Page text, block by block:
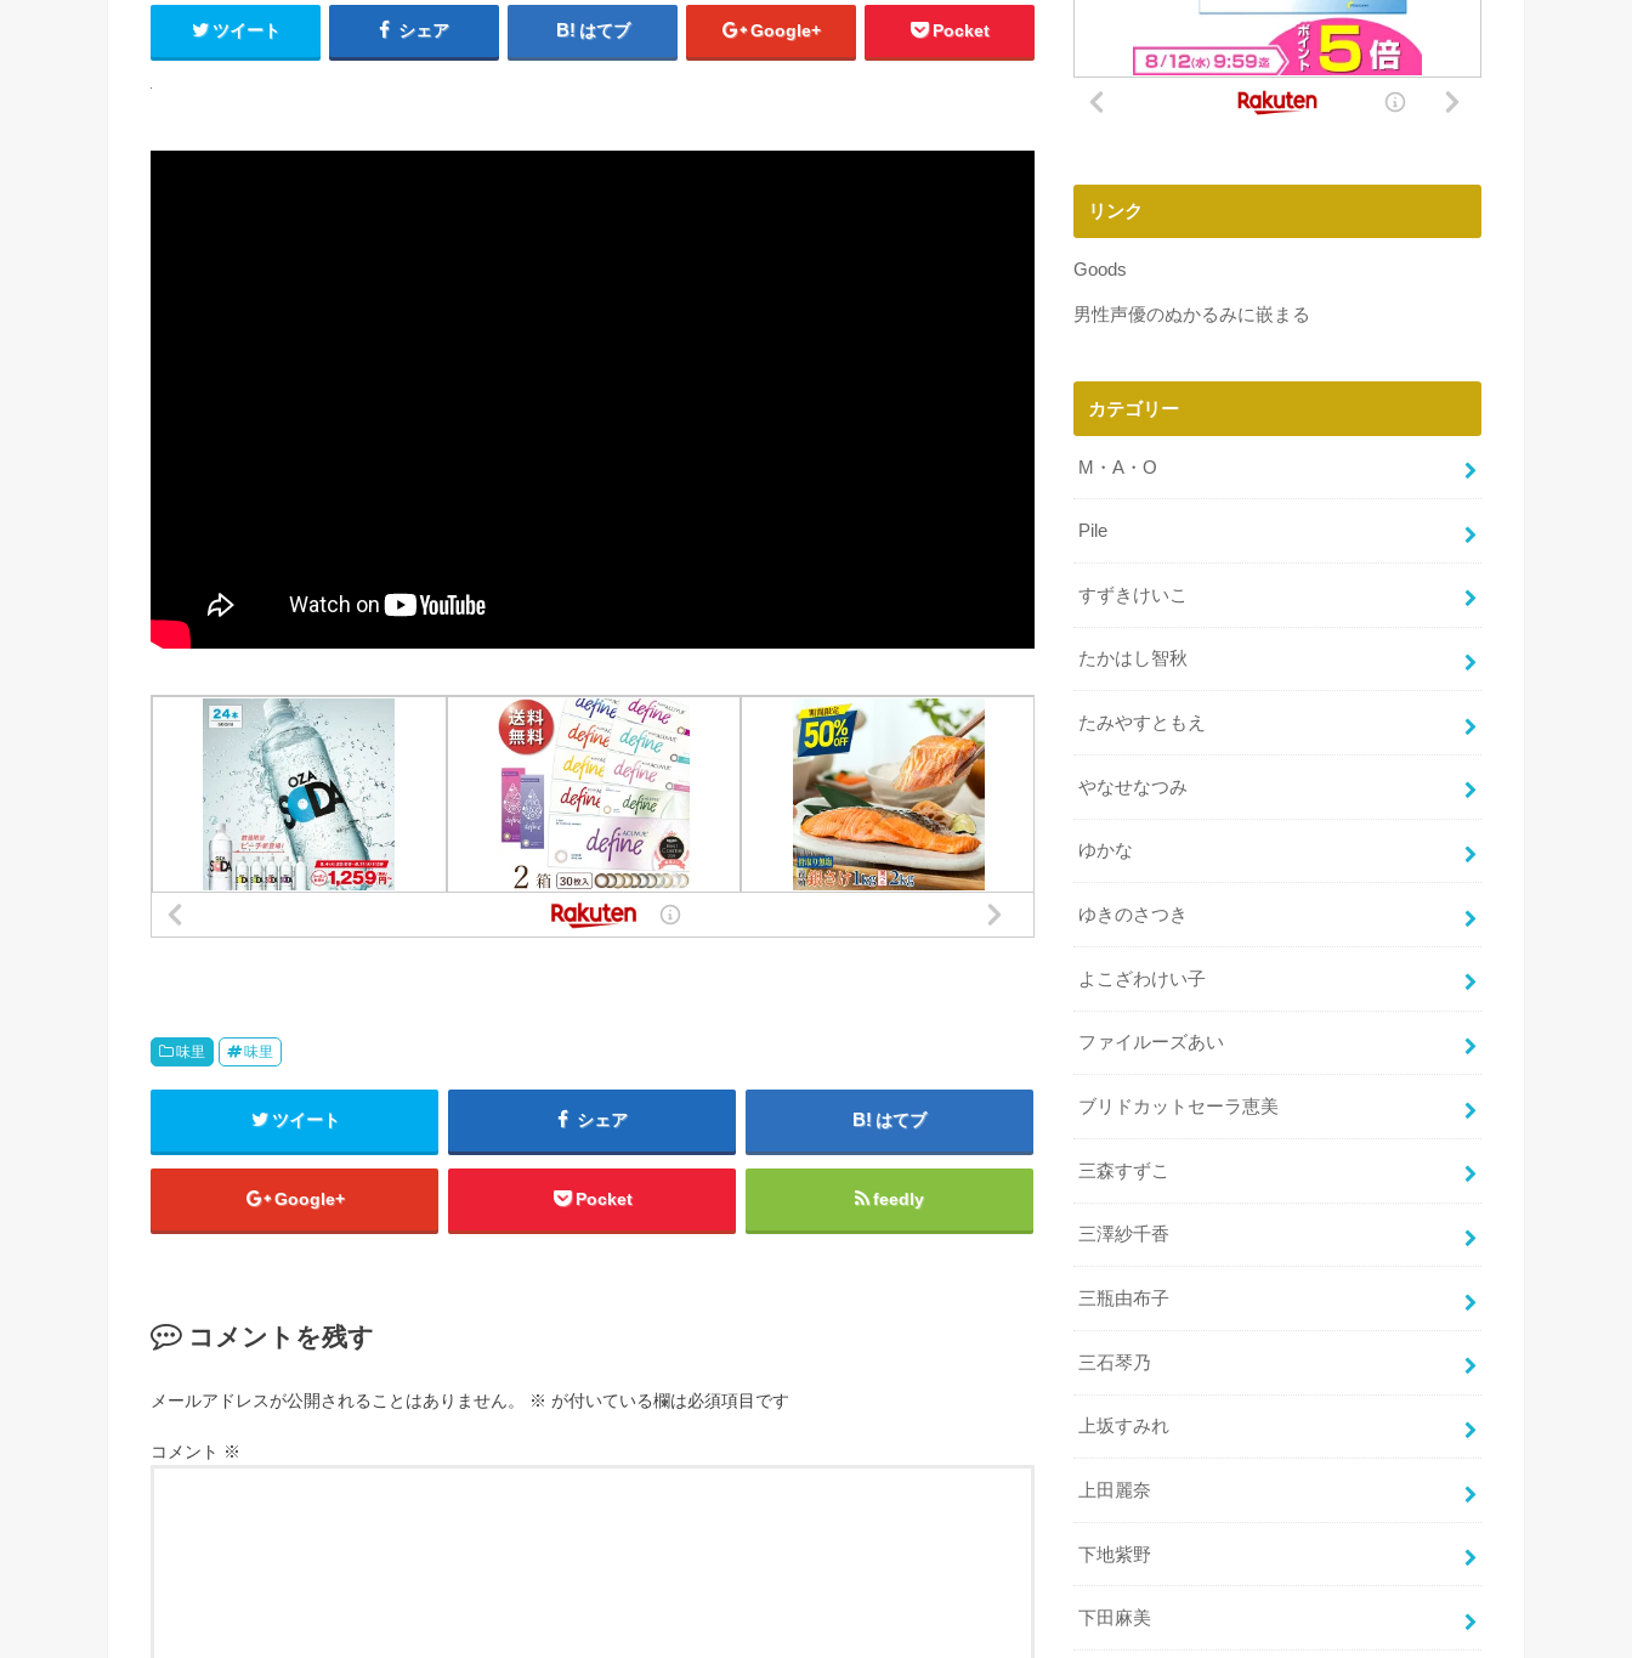
ツイート シェア はてブ Google+ Pocket
味里 味里
ツイート シェア はてブ
Google+ Pocket feedly
コメントを残す
メールアドレスが公開されることはありません。 ※ が付いている欄は必須項目です
コメント ※
リンク
Goods
男性声優のぬかるみに嵌まる
カテゴリー
M・A・O
Pile
すずきけいこ
たかはし智秋
たみやすともえ
やなせなつみ
ゆかな
ゆきのさつき
よこざわけい子
ファイルーズあい
ブリドカットセーラ恵美
三森すずこ
三澤紗千香
三瓶由布子
三石琴乃
上坂すみれ
上田麗奈
下地紫野
下田麻美